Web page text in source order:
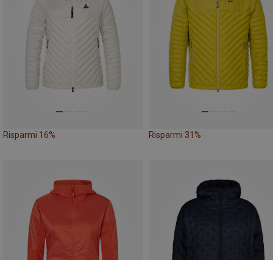
Risparmi 16% Risparmi 31%